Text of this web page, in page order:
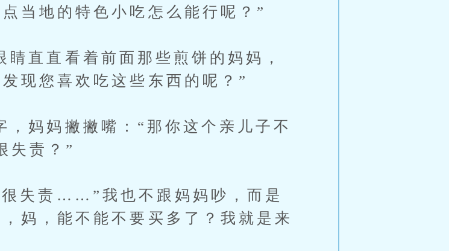
当地的特色小吃怎么能行呢？”
直看着前面那些煎饼的妈妈，
现您喜欢吃这些东西的呢？”
妈撇撇嘴：“那你这个亲儿子不
失责？”
责……”我也不跟妈妈吵，而是
妈，能不能不要买多了？我就是来